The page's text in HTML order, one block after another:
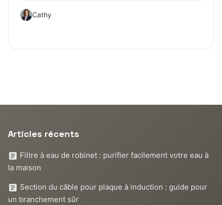
Cathy
Articles récents
Filtre à eau de robinet : purifier facilement votre eau à
la maison
Section du câble pour plaque à induction : guide pour
un branchement sûr